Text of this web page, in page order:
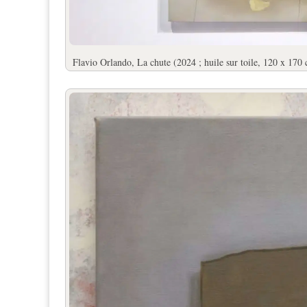
Flavio Orlando, La chute (2024 ; huile sur toile, 120 x 170